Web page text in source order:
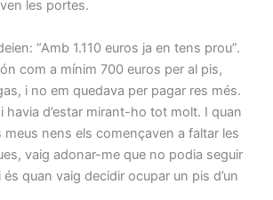
les portes.
“Amb 1.110 euros ja en tens prou”.
com a mínim 700 euros per al pis,
i no em quedava per pagar res més.
havia d’estar mirant-ho tot molt. I quan
meus nens els començaven a faltar les
vaig adonar-me que no podia seguir
és quan vaig decidir ocupar un pis d’un